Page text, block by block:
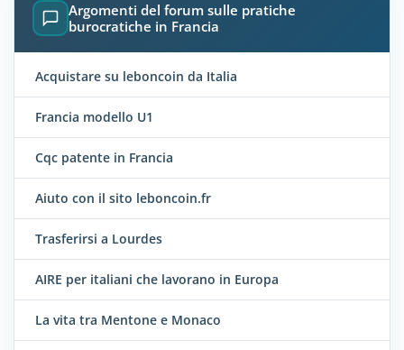
Argomenti del forum sulle pratiche
burocratiche in Francia
Acquistare su leboncoin da Italia
Francia modello U1
Cqc patente in Francia
Aiuto con il sito leboncoin.fr
Trasferirsi a Lourdes
AIRE per italiani che lavorano in Europa
La vita tra Mentone e Monaco